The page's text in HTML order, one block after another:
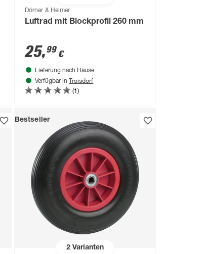
Dörner & Helmer
Luftrad mit Blockprofil 260 mm
25,99 €
Lieferung nach Hause
Verfügbar in Troisdorf
(1)
2 Varianten
Bestseller